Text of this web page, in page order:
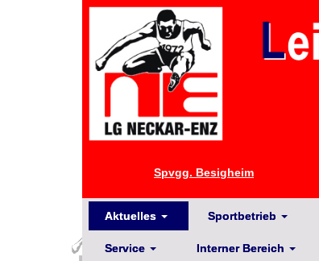
Spvgg. Besigheim
Aktuelles Sportbetrieb
Service Interner Bereich